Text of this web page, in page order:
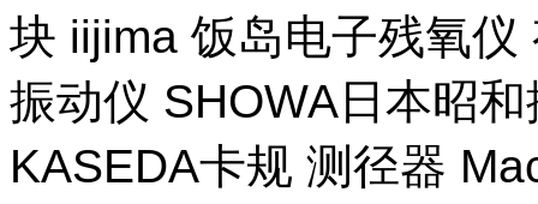
块 iijima 饭岛电子残氧
振动仪 SHOWA日本昭
KASEDA卡规 测径器